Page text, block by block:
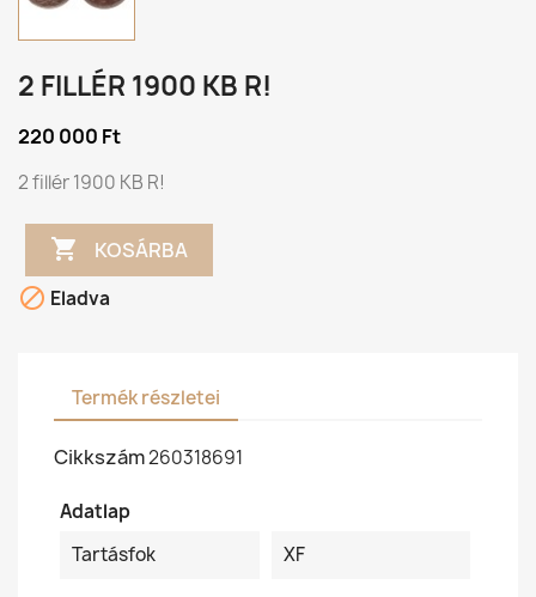
2 FILLÉR 1900 KB R!
220 000 Ft
2 fillér 1900 KB R!
 KOSÁRBA
 Eladva
Termék részletei
Cikkszám260318691
Adatlap
Tartásfok
XF